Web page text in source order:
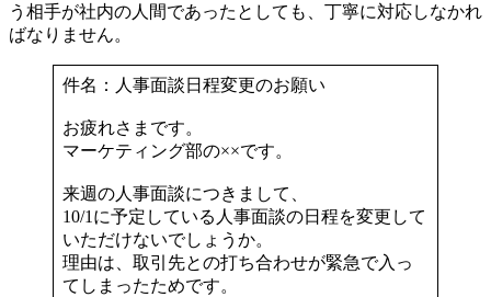
う相手が社内の人間であったとしても、丁寧に対応しなかれ
ばなりません。
件名：人事面談日程変更のお願い
お疲れさまです。
マーケティング部の××です。
来週の人事面談につきまして、
10/1に予定している人事面談の日程を変更して
いただけないでしょうか。
理由は、取引先との打ち合わせが緊急で入っ
てしまったためです。